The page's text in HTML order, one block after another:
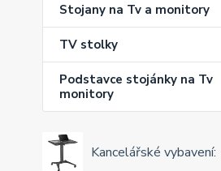
Stojany na Tv a monitory
TV stolky
Podstavce stojánky na Tv
monitory
Kancelářské vybavení: